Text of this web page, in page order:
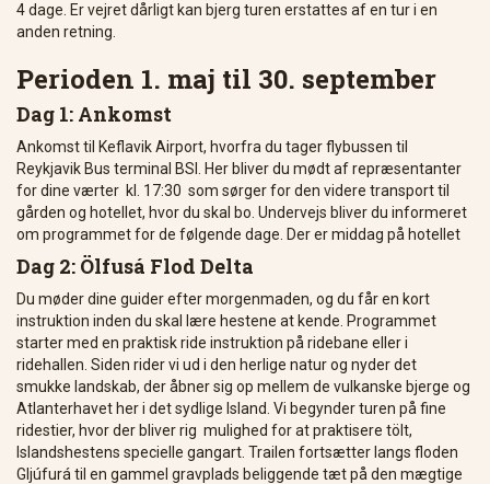
4 dage. Er vejret dårligt kan bjerg turen erstattes af en tur i en
anden retning.
Perioden 1. maj til 30. september
Dag 1: Ankomst
Ankomst til Keflavik Airport, hvorfra du tager flybussen til
Reykjavik Bus terminal BSI. Her bliver du mødt af repræsentanter
for dine værter kl. 17:30 som sørger for den videre transport til
gården og hotellet, hvor du skal bo. Undervejs bliver du informeret
om programmet for de følgende dage. Der er middag på hotellet
Dag 2: Ölfusá Flod Delta
Du møder dine guider efter morgenmaden, og du får en kort
instruktion inden du skal lære hestene at kende. Programmet
starter med en praktisk ride instruktion på ridebane eller i
ridehallen. Siden rider vi ud i den herlige natur og nyder det
smukke landskab, der åbner sig op mellem de vulkanske bjerge og
Atlanterhavet her i det sydlige Island. Vi begynder turen på fine
ridestier, hvor der bliver rig mulighed for at praktisere tölt,
Islandshestens specielle gangart. Trailen fortsætter langs floden
Gljúfurá til en gammel gravplads beliggende tæt på den mægtige